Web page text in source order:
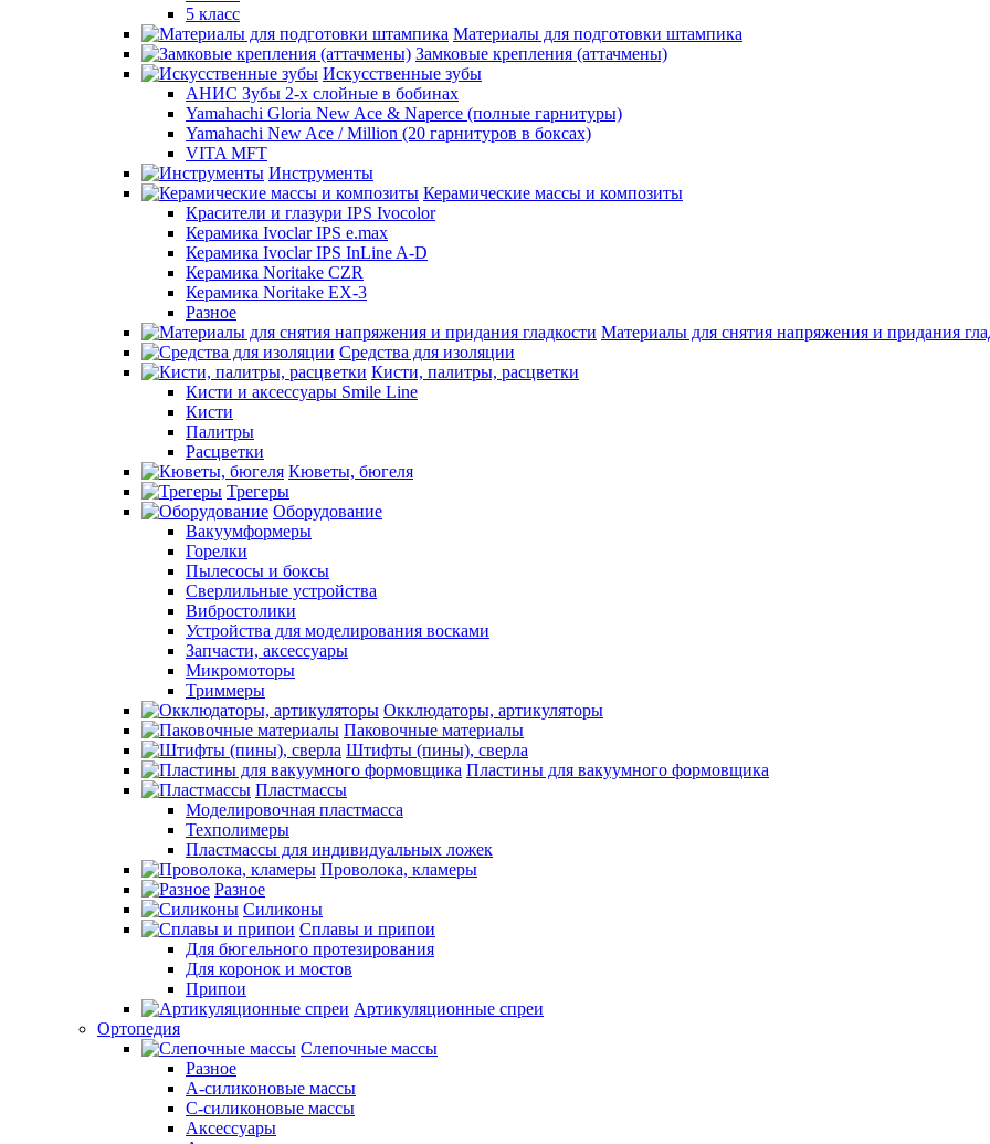
5 класс
Материалы для подготовки штампика
Замковые крепления (аттачмены)
Искусственные зубы
АНИС Зубы 2-х слойные в бобинах
Yamahachi Gloria New Ace & Naperce (полные гарнитуры)
Yamahachi New Ace / Million (20 гарнитуров в боксах)
VITA MFT
Инструменты
Керамические массы и композиты
Красители и глазури IPS Ivocolor
Керамика Ivoclar IPS e.max
Керамика Ivoclar IPS InLine A-D
Керамика Noritake CZR
Керамика Noritake EX-3
Разное
Материалы для снятия напряжения и придания
Средства для изоляции
Кисти, палитры, расцветки
Кисти и аксессуары Smile Line
Кисти
Палитры
Расцветки
Кюветы, бюгеля
Трегеры
Оборудование
Вакуумформеры
Горелки
Пылесосы и боксы
Сверлильные устройства
Вибростолики
Устройства для моделирования восками
Запчасти, аксессуары
Микромоторы
Триммеры
Окклюдаторы, артикуляторы
Паковочные материалы
Штифты (пины), сверла
Пластины для вакуумного формовщика
Пластмассы
Моделировочная пластмасса
Техполимеры
Пластмассы для индивидуальных ложек
Проволока, кламеры
Разное
Силиконы
Сплавы и припои
Для бюгельного протезирования
Для коронок и мостов
Припои
Артикуляционные спреи
Ортопедия
Слепочные массы
Разное
А-силиконовые массы
С-силиконовые массы
Аксессуары